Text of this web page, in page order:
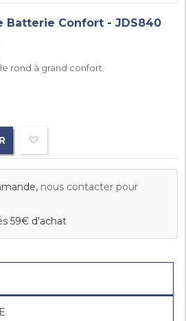
Batterie Confort - JDS840
rond à grand confort.
nous contacter pour
59€ d'achat